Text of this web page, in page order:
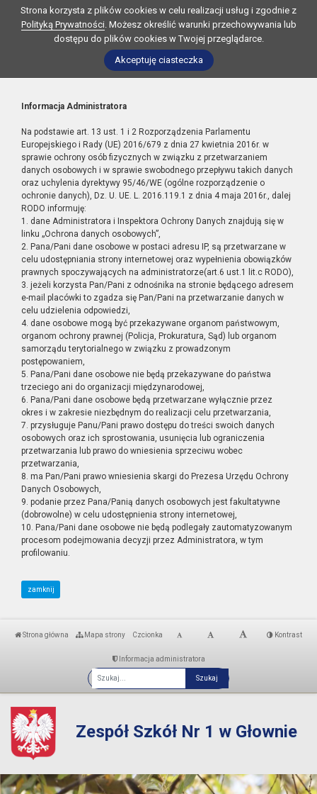
Strona korzysta z plików cookies w celu realizacji usług i zgodnie z
Polityką Prywatności. Możesz określić warunki przechowywania lub
dostępu do plików cookies w Twojej przeglądarce.
Akceptuję ciasteczka
Informacja Administratora
Na podstawie art. 13 ust. 1 i 2 Rozporządzenia Parlamentu
Europejskiego i Rady (UE) 2016/679 z dnia 27 kwietnia 2016r. w
sprawie ochrony osób fizycznych w związku z przetwarzaniem
danych osobowych i w sprawie swobodnego przepływu takich danych
oraz uchylenia dyrektywy 95/46/WE (ogólne rozporządzenie o
ochronie danych), Dz. U. UE. L. 2016.119.1 z dnia 4 maja 2016r., dalej
RODO informuję:
1. dane Administratora i Inspektora Ochrony Danych znajdują się w
linku „Ochrona danych osobowych”,
2. Pana/Pani dane osobowe w postaci adresu IP, są przetwarzane w
celu udostępniania strony internetowej oraz wypełnienia obowiązków
prawnych spoczywających na administratorze(art.6 ust.1 lit.c RODO),
3. jeżeli korzysta Pan/Pani z odnośnika na stronie będącego adresem
e-mail placówki to zgadza się Pan/Pani na przetwarzanie danych w
celu udzielenia odpowiedzi,
4. dane osobowe mogą być przekazywane organom państwowym,
organom ochrony prawnej (Policja, Prokuratura, Sąd) lub organom
samorządu terytorialnego w związku z prowadzonym
postępowaniem,
5. Pana/Pani dane osobowe nie będą przekazywane do państwa
trzeciego ani do organizacji międzynarodowej,
6. Pana/Pani dane osobowe będą przetwarzane wyłącznie przez
okres i w zakresie niezbędnym do realizacji celu przetwarzania,
7. przysługuje Panu/Pani prawo dostępu do treści swoich danych
osobowych oraz ich sprostowania, usunięcia lub ograniczenia
przetwarzania lub prawo do wniesienia sprzeciwu wobec
przetwarzania,
8. ma Pan/Pani prawo wniesienia skargi do Prezesa Urzędu Ochrony
Danych Osobowych,
9. podanie przez Pana/Panią danych osobowych jest fakultatywne
(dobrowolne) w celu udostępnienia strony internetowej,
10. Pana/Pani dane osobowe nie będą podlegały zautomatyzowanym
procesom podejmowania decyzji przez Administratora, w tym
profilowaniu.
zamknij
Strona główna Mapa strony Czcionka Kontrast
Informacja administratora
Fraza
Zespół Szkół Nr 1 w Głownie